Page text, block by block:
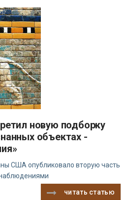
новую подборку
объектах -
США опубликовало вторую часть
читать статью